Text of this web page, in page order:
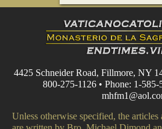
4425 Schneider Road, Fillmore, NY
800-275-1126 • Phone: 1-
Unless otherwise specified, the